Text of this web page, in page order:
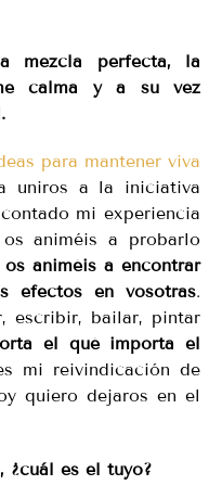
mezcla perfecta, la
calma y a su vez
para mantener viva
uniros a la iniciativa
mi experiencia
animéis a probarlo
animéis a encontrar
efectos en vosotras.
escribir, bailar, pintar
el qué importa el
mi reivindicación de
quiero dejaros en el
¿cuál es el tuyo?